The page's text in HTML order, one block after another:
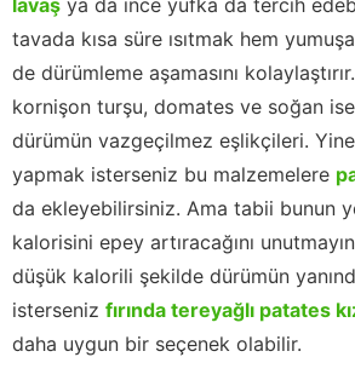
lavaş ya da ince yufka da tercih
tavada kısa süre ısıtmak hem
de dürümleme aşamasını
kornişon turşu, domates ve soğan
dürümün vazgeçilmez eşlikçileri. Yine
yapmak isterseniz bu malzemelere
da ekleyebilirsiniz. Ama tabii bunun
kalorisini epey artıracağını
düşük kalorili şekilde dürümün
isterseniz fırında tereyağlı patates
daha uygun bir seçenek olabilir.